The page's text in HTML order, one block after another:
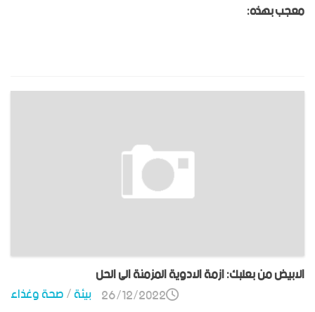
معجب بهذه:
الابيض من بعلبك: ازمة الادوية المزمنة الى الحل
بيئة/صحة وغذاء 26/12/2022